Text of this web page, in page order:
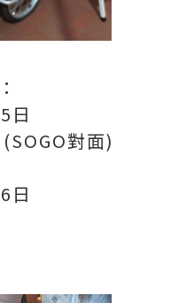
日
對面)
日